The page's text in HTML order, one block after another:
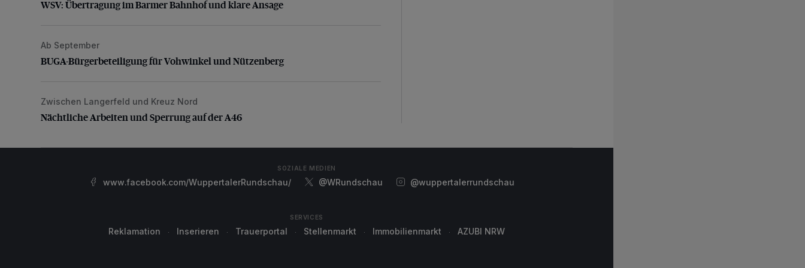
WSV: Übertragung im Barmer Bahnhof und klare Ansage
BUGA-Bürgerbeteiligung für Vohwinkel und Nützenberg
Ab September
BUGA-Bürgerbeteiligung für Vohwinkel und Nützenberg
Nächtliche Arbeiten und Sperrung auf der A46
Zwischen Langerfeld und Kreuz Nord
Nächtliche Arbeiten und Sperrung auf der A46
SOZIALE MEDIEN
www.facebook.com/WuppertalerRundschau/ @WRundschau @wuppertalerrundschau
SERVICES
Reklamation Inserieren Trauerportal Stellenmarkt Immobilienmarkt AZUBI NRW